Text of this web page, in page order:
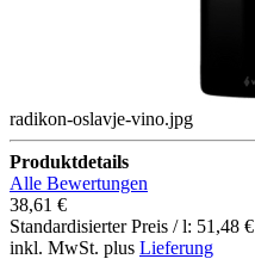
radikon-oslavje-vino.jpg
Produktdetails
Alle Bewertungen
38,61 €
Standardisierter Preis / l: 51,48 €
inkl. MwSt. plus Lieferung